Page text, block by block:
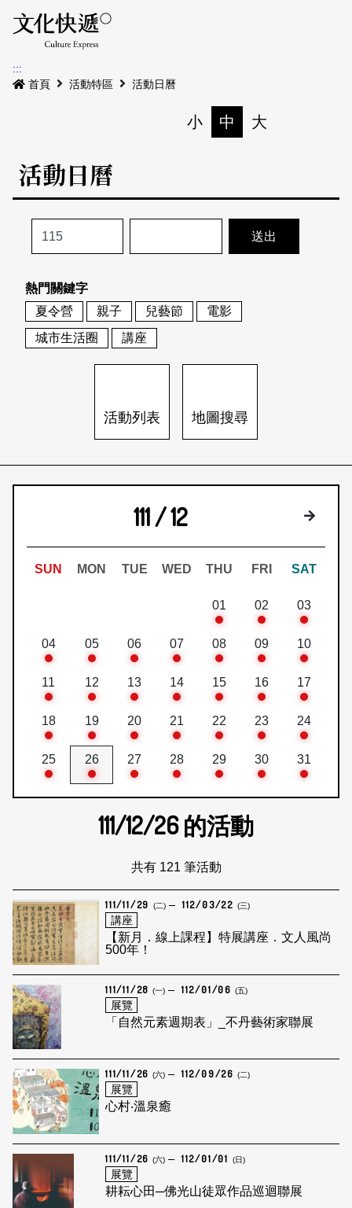
最新公告
本期專題
歷史專題
活動特區
活動列表
地圖搜尋
關於我們
關於我們
刊物索取地點
會員基本資料
刊登活動
網站導覽 English
日本語 登入/註冊
:::
首頁
活動特區 活動日曆
小 中 大
活動日曆
熱門關鍵字
夏令營
親子 兒藝節
電影
城市生活圈
講座
活動列表 地圖搜尋
111 / 12 下個月
SUN MON TUE WED THU FRI SAT
01 02 03
04 05 06 07 08 09 10
11 12 13 14 15 16 17
18 19 20 21 22 23 24
25 26 27 28 29 30 31
111/12/26的活動
共有 121 筆活動
111/11/29 (二) 112/03/22 (三)
講座
【新月．線上課程】特展講座．文人風尚
500年！
111/11/28 (一) 112/01/06 (五)
展覽
「自然元素週期表」_不丹藝術家聯展
111/11/26 (六) 112/09/26 (二)
展覽
心村‧溫泉癒
111/11/26 (六) 112/01/01 (日)
展覽
耕耘心田─佛光山徒眾作品巡迴聯展